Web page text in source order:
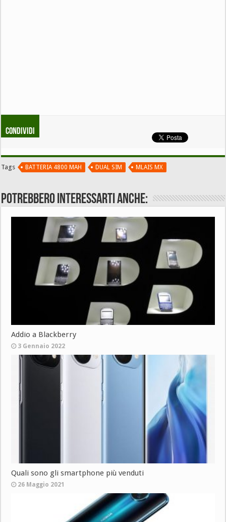
Condividi
Tags BATTERIA 4800 MAH DUAL SIM MLAIS MX
Potrebbero interessarti anche:
Addio a Blackberry
3 Gennaio 2022
Quali sono gli smartphone più venduti
26 Maggio 2021